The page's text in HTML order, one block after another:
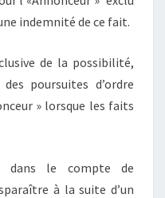
indemnité de ce fait.
de la possibilité,
poursuites d’ordre
» lorsque les faits
dans le compte de
à la suite d’un